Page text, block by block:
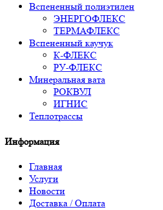
Вспененный полиэтилен
ЭНЕРГОФЛЕКС
ТЕРМАФЛЕКС
Вспененный каучук
К-ФЛЕКС
РУ-ФЛЕКС
Минеральная вата
РОКВУЛ
ИГНИС
Теплотрассы
Информация
Главная
Услуги
Новости
Доставка / Оплата